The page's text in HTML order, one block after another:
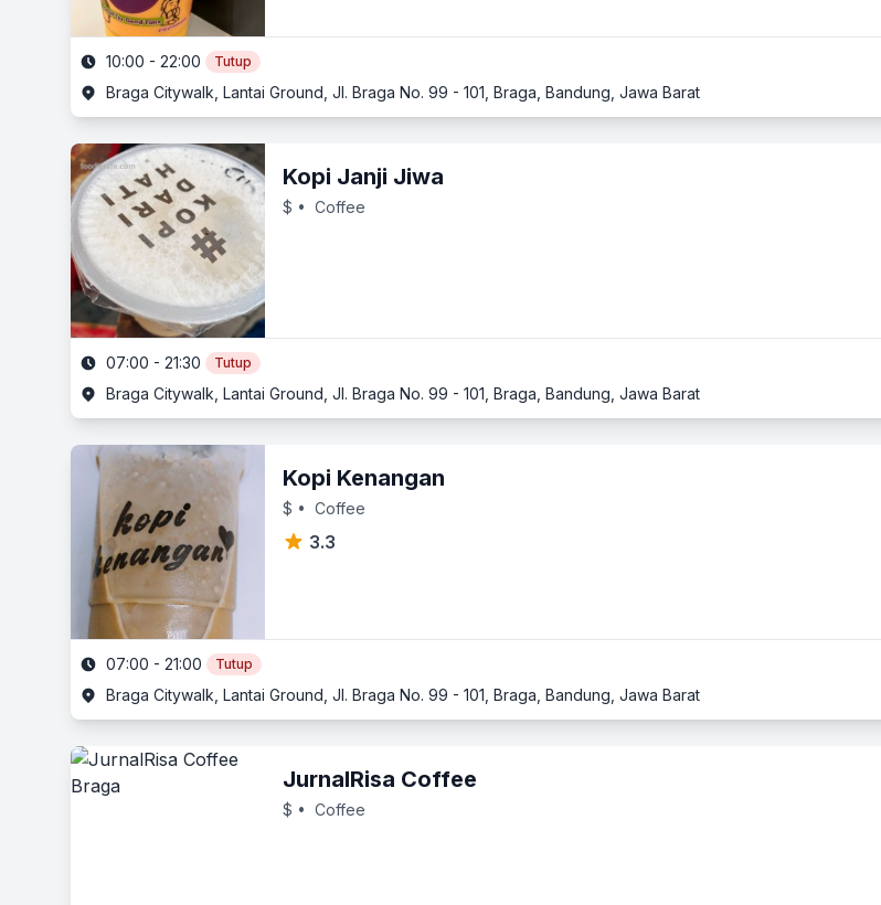
10:00 - 22:00 Tutup
Braga Citywalk, Lantai Ground, Jl. Braga No. 99 - 101, Braga, Bandung, Jawa Barat
Kopi Janji Jiwa
$ • Coffee
07:00 - 21:30 Tutup
Braga Citywalk, Lantai Ground, Jl. Braga No. 99 - 101, Braga, Bandung, Jawa Barat
Kopi Kenangan
$ • Coffee
3.3
07:00 - 21:00 Tutup
Braga Citywalk, Lantai Ground, Jl. Braga No. 99 - 101, Braga, Bandung, Jawa Barat
JurnalRisa Coffee
$ • Coffee